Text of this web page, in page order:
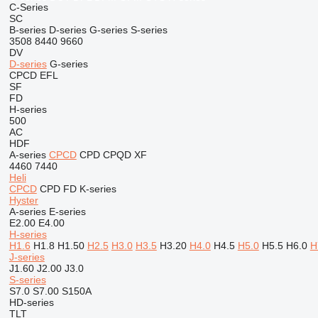
C-Series
SC
B-series D-series G-series S-series
3508 8440 9660
DV
D-series G-series
CPCD EFL
SF
FD
H-series
500
AC
HDF
A-series CPCD CPD CPQD XF
4460 7440
Heli
CPCD CPD FD K-series
Hyster
A-series E-series
E2.00 E4.00
H-series
H1.6 H1.8 H1.50 H2.5 H3.0 H3.5 H3.20 H4.0 H4.5 H5.0 H5.5 H6.0
J-series
J1.60 J2.00 J3.0
S-series
S7.0 S7.00 S150A
HD-series
TLT